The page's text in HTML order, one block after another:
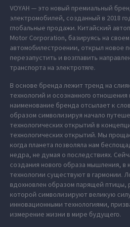
VOYAH — это новый премиальный
электромобилей, созданный в 2018
глобальные продажи. Китайский
Motor Corporation, базируясь на
автомобилестроении, открыл новое
перезапустить и возглавить
транспорта на электротяге.
В основе бренда лежит тренд на
технологий и осознанного отношения
наименование бренда отсылает к
образом символизируя начало
технологических открытий в
технологических открытий. Мы
когда планета позволяла нам
недра, не думая о последствиях.
создания нового образа мышления, в
технологии существуют в гармонии.
вдохновлен образом парящей птицы,
которой символизируют великую
инновационными технологиями,
измерение жизни в мире будущего.